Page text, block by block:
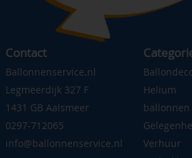
Contact
Ballonnenservice.nl
Legmeerdijk 327 F
1431 GB Aalsmeer
0297-712065
info@ballonnenservice.nl
Helium
ballonnen
Verhuur